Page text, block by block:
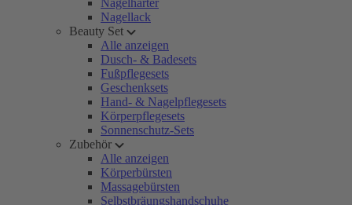
Nagelhärter
Nagellack
Beauty Set
Alle anzeigen
Dusch- & Badesets
Fußpflegesets
Geschenksets
Hand- & Nagelpflegesets
Körperpflegesets
Sonnenschutz-Sets
Zubehör
Alle anzeigen
Körperbürsten
Massagebürsten
Selbstbräungshandschuhe